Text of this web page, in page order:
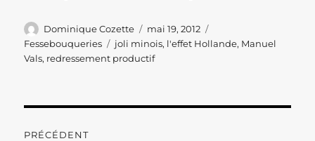
Auteur
Dominique Cozette
Publié
le
mai 19, 2012
Fessebouqueries
Étiquettes
joli minois, l'effet Hollande, Manuel
Vals, redressement productif
PRÉCÉDENT